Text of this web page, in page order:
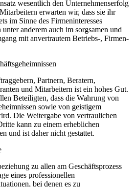
wesentlich den Unternehmenserfolg
erwarten wir, dass sie ihr
im Sinne des Firmeninteresses
anderem auch im sorgsamen und
mit anvertrautem Betriebs-, Firmen-
Partnern, Beratern,
und Mitarbeitern ist ein hohes Gut.
Beteiligten, dass die Wahrung von
sowie von geistigem
Die Weitergabe von vertraulichen
kann zu einem erheblichen
und ist daher nicht gestattet.
zu allen am Geschäftsprozess
eines professionellen
bei denen es zu